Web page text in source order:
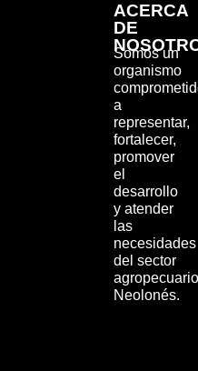
ACERCA
DE
Somos un
organismo
a
representar,
fortalecer,
promover
el
desarrollo
y atender
las
necesidades
del sector
agropecuario
Neolonés.